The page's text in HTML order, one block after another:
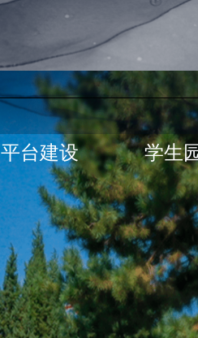
平台建设 学生